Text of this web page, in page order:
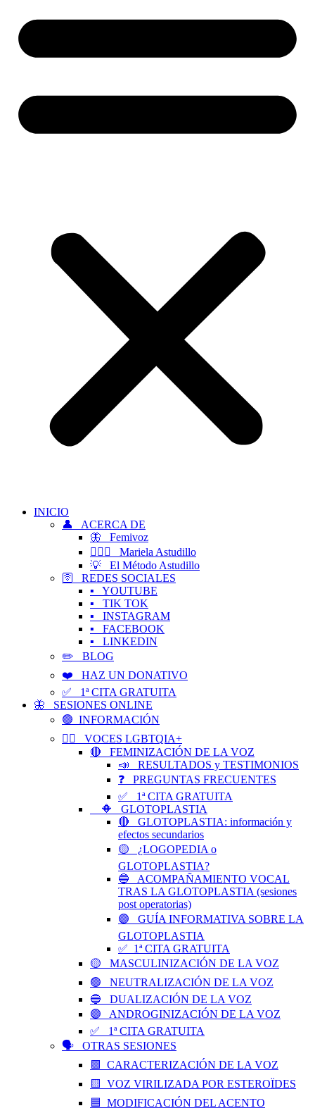
INICIO
👤 ACERCA DE
🦋 Femivoz
👱🏻‍♀️ Mariela Astudillo
💡 El Método Astudillo
🛜 REDES SOCIALES
▪️ YOUTUBE
▪️ TIK TOK
▪️ INSTAGRAM
▪️ FACEBOOK
▪️ LINKEDIN
✏️ BLOG
❤️ HAZ UN DONATIVO
✅ 1ª CITA GRATUITA
🦋 SESIONES ONLINE
🟢 INFORMACIÓN
🏳️‍🌈 VOCES LGBTQIA+
🔴 FEMINIZACIÓN DE LA VOZ
📣 RESULTADOS y TESTIMONIOS
❓ PREGUNTAS FRECUENTES
✅ 1ª CITA GRATUITA
🔶 GLOTOPLASTIA
🔴 GLOTOPLASTIA: información y
efectos secundarios
🟡 ¿LOGOPEDIA o
GLOTOPLASTIA?
🔵 ACOMPAÑAMIENTO VOCAL
TRAS LA GLOTOPLASTIA (sesiones
post operatorias)
🟣 GUÍA INFORMATIVA SOBRE LA
GLOTOPLASTIA
✅ 1ª CITA GRATUITA
🟡 MASCULINIZACIÓN DE LA VOZ
🟢 NEUTRALIZACIÓN DE LA VOZ
🔵 DUALIZACIÓN DE LA VOZ
🟣 ANDROGINIZACIÓN DE LA VOZ
✅ 1ª CITA GRATUITA
🗣️ OTRAS SESIONES
🟪 CARACTERIZACIÓN DE LA VOZ
🟨 VOZ VIRILIZADA POR ESTEROÏDES
🟦 MODIFICACIÓN DEL ACENTO